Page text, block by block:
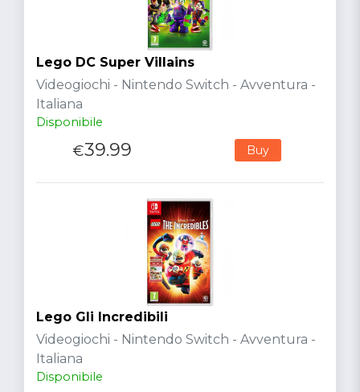
Lego DC Super Villains
Videogiochi - Nintendo Switch - Avventura -
Italiana
Disponibile
€39.99 Buy
Lego Gli Incredibili
Videogiochi - Nintendo Switch - Avventura -
Italiana
Disponibile